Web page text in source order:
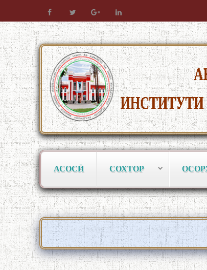
АСОСӢ СОХТОР